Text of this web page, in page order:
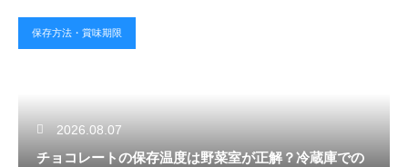
保存方法・賞味期限
2026.08.07
チョコレートの保存温度は野菜室が正解？冷蔵庫での